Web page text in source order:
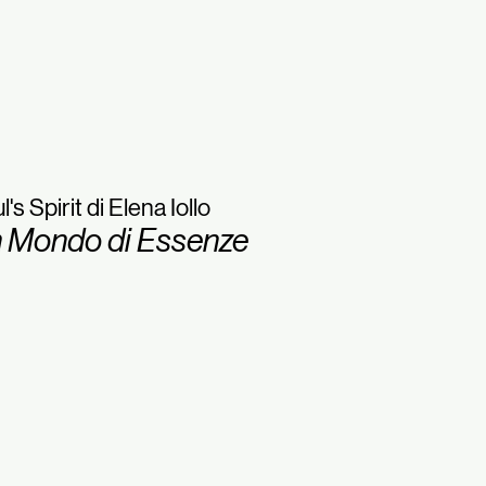
Spirit di Elena Iollo
Mondo di Essenze